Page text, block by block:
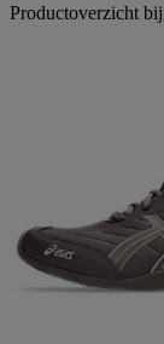
Productoverzicht